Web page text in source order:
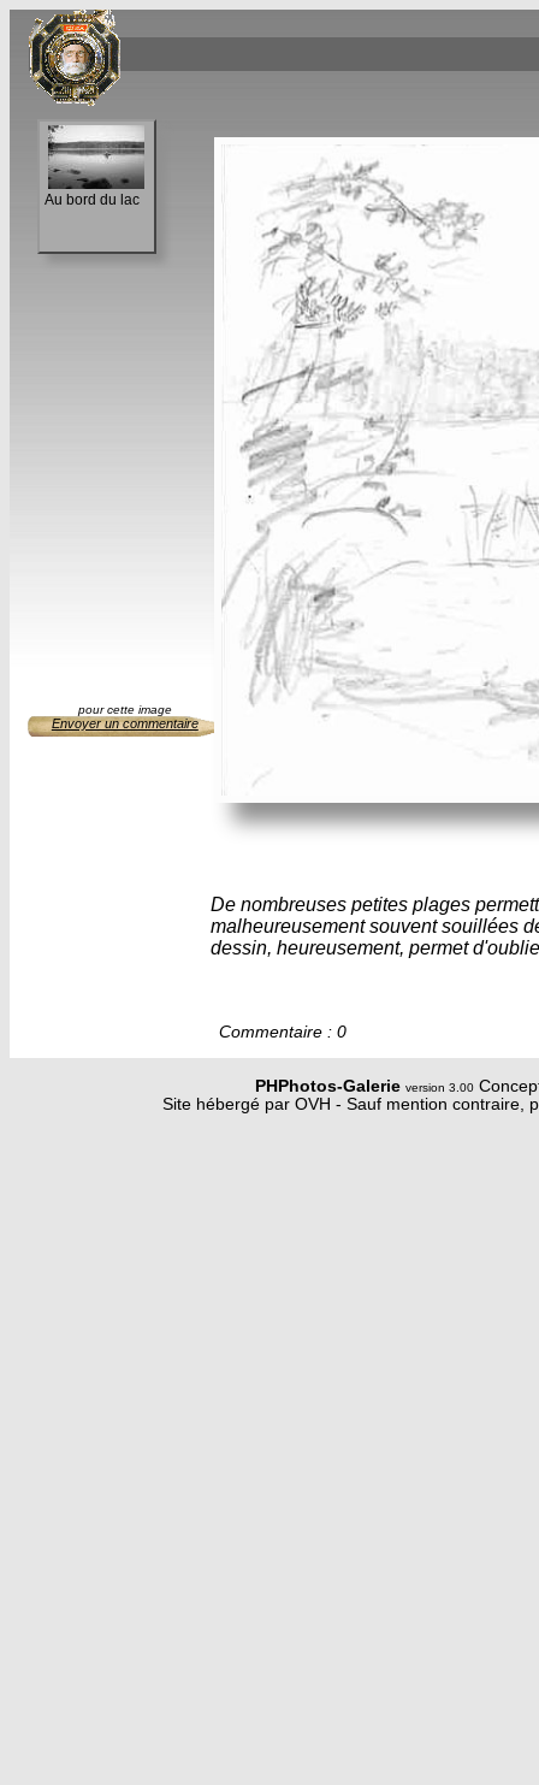
Au bord du lac
pour cette image
Envoyer un commentaire
De nombreuses petites plages
malheureusement souvent souillées
dessin, heureusement, permet
Commentaire : 0
PHPhotos-Galerie version 3.00
Site hébergé par OVH - Sauf mention contraire,